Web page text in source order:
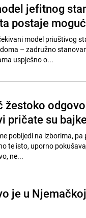
jefitnog
postaje
model priuštivog
– zadružno
uspješno o...
žestoko
pričate su
pobijedi na izborima,
te isto, uporno
ne...
je u